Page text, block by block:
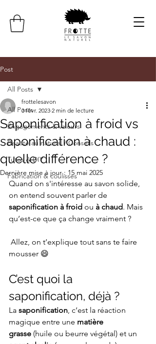
Post
All Posts
Engagements & valeurs
Beauté au naturel / Conseils
Tutos & DIY
Fabrication & coulisses
All Posts
Saponification à froid vs
saponification à chaud :
quelle différence ?
frottelesavon
3 févr. 2023 2 min de lecture
Dernière mise à jour : 15 mai 2025
Quand on s'intéresse au savon solide,
on entend souvent parler de
saponification à froid ou à chaud. Mais
qu’est-ce que ça change vraiment ?
mousser 😄
C’est quoi la
saponification, déjà ?
La saponification, c’est la réaction
magique entre une matière
grasse (huile ou beurre végétal) et un